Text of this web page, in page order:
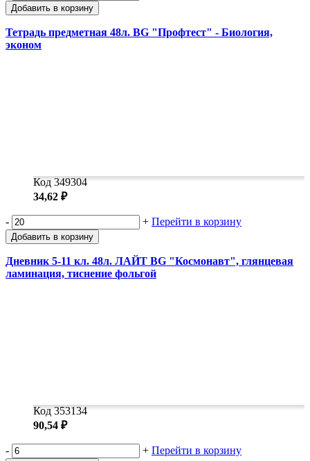
Добавить в корзину
Тетрадь предметная 48л. BG "Профтест" - Биология,
эконом
Код 349304
34,62 ₽
- + Перейти в корзину
Добавить в корзину
Дневник 5-11 кл. 48л. ЛАЙТ BG "Космонавт", глянцевая
ламинация, тиснение фольгой
Код 353134
90,54 ₽
- + Перейти в корзину